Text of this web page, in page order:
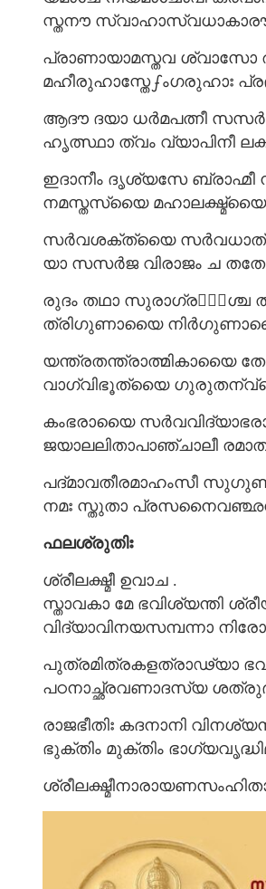
സ്തനൗ
പ്രാണായാമസ്തവ ശ്വാസോ
മഹീരുഹാസ്തേഽംഗരുഹാഃ
ആദൗ ദയാ ധർമപത്നീ സസർജ
ഹൃത്സ്ഥാ ത്വം വ്യാപിനീ
ഇദാനീം ദൃശ്യസേ ബ്രാഹ്മീ
നമസ്തസ്യൈ മഹാലക്ഷ്മ്യൈ
സർവശക്ത്യൈ
യാ സസർജ വിരാജം ച
രുദം തഥാ സുരാഗ്രയാഁശ്ച
ത്രിഗുണായൈ
യന്ത്രതന്ത്രാത്മികായൈ തേ
വാഗ്വിഭൂത്യൈ
കംഭരായൈ
ജയാലലിതാപാഞ്ചാലീ
പദ്മാവതീരമാഹംസീ
നമഃ സ്തുതാ
ഫലശ്രുതിഃ
ശ്രീലക്ഷ്മീ ഉവാച .
സ്താവകാ മേ ഭവിശ്യന്തി
വിദ്യാവിനയസമ്പന്നാ
പുത്രമിത്രകളത്രാഢ്യാ
പഠനാച്ഛ്രവണാദസ്യ
രാജഭീതിഃ കദനാനി
ഭുക്തിം മുക്തിം